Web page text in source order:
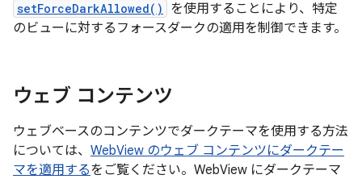
setForceDarkAllowed()
を使用することにより、特定
のビューに対するフォースダークの適用を制御できます。
ウェブ コンテンツ
ウェブベースのコンテンツでダークテーマを使用する方法
については、 WebView のウェブ コンテンツにダークテー
マを適用するをご覧ください。WebView にダークテーマ